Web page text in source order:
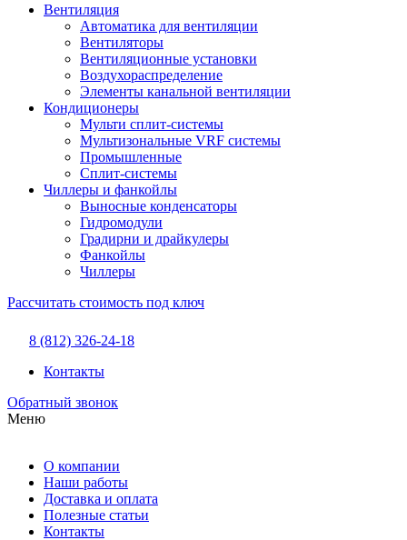
Вентиляция
Автоматика для вентиляции
Вентиляторы
Вентиляционные установки
Воздухораспределение
Элементы канальной вентиляции
Кондиционеры
Мульти сплит-системы
Мультизональные VRF системы
Промышленные
Сплит-системы
Чиллеры и фанкойлы
Выносные конденсаторы
Гидромодули
Градирни и драйкулеры
Фанкойлы
Чиллеры
Рассчитать стоимость под ключ
8 (812) 326-24-18
Контакты
Обратный звонок
Меню
О компании
Наши работы
Доставка и оплата
Полезные статьи
Контакты